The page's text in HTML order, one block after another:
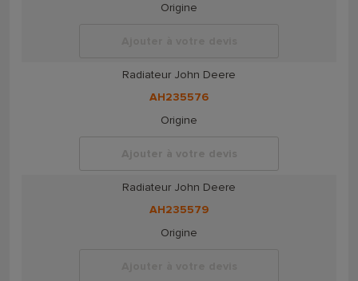
Origine
Radiateur John Deere
AH235576
Origine
Ajouter à votre devis
Radiateur John Deere
AH235579
Origine